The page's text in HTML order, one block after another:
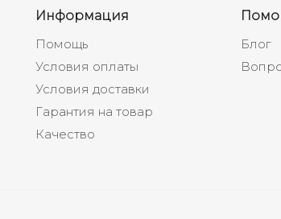
Информация
Помощь
Условия оплаты
Условия доставки
Гарантия на товар
Качество
Блог